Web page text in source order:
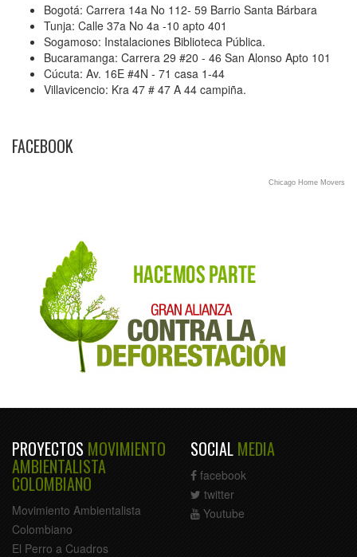
Bogotá: Carrera 14a No 112- 59 Barrio Santa Bárbara
Tunja: Calle 37a No 4a -10 apto 401
Sogamoso: Instalaciones Biblioteca Pública.
Bucaramanga: Carrera 29 #20 - 46 San Alonso Apto 101
Cúcuta: Av. 16E #4N - 71 casa 1-44
Villavicencio: Kra 47 # 47 A 44 campiña.
FACEBOOK
Chicago Home Movers
PROYECTOS MOVIMIENTO
AMBIENTALISTA
COLOMBIANO
Movimiento Ambientalista
Colombiano
El Perro a Cuadros
SOCIAL MEDIA
facebook
twitter
Youtube